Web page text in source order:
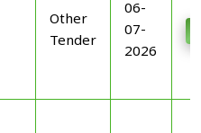
Other
Tender
06-
07-
2026